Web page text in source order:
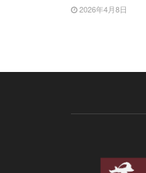
2026年4月8日